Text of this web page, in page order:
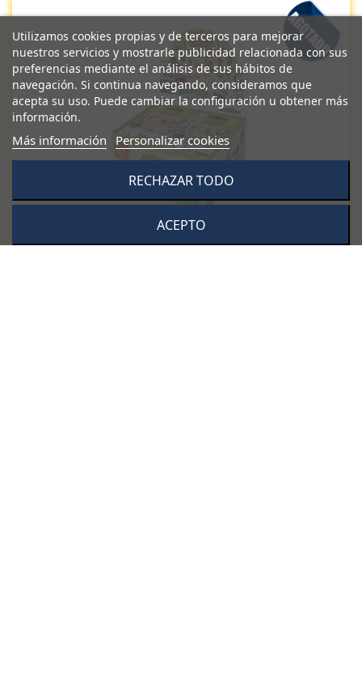
Utilizamos cookies propias y de terceros para mejorar
nuestros servicios y mostrarle publicidad relacionada con sus
preferencias mediante el análisis de sus hábitos de
navegación. Si continua navegando, consideramos que
acepta su uso. Puede cambiar la configuración u obtener más
información.
Más información Personalizar cookies
RECHAZAR TODO
ACEPTO